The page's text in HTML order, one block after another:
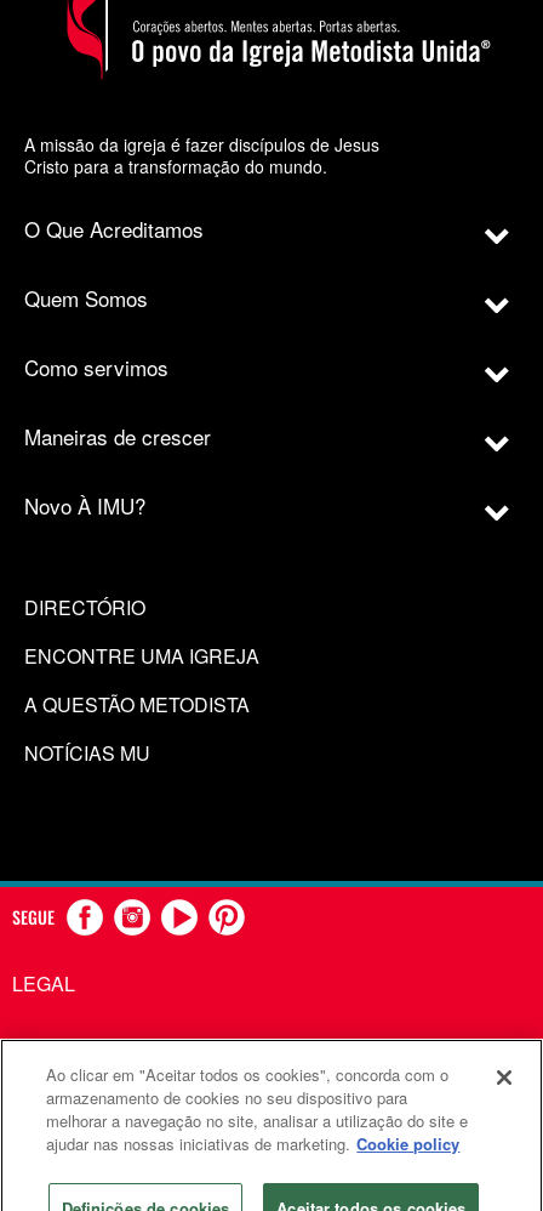
A missão da igreja é fazer discípulos de Jesus
Cristo para a transformação do mundo.
O Que Acreditamos
Quem Somos
Como servimos
Maneiras de crescer
Novo À IMU?
DIRECTÓRIO
ENCONTRE UMA IGREJA
A QUESTÃO METODISTA
NOTÍCIAS MU
SEGUE
LEGAL
Comunicações Metodistas Unidas é uma agência da Igreja
Metodista Unida
©2026 Comunicações Metodistas Unidas. Todos os direitos
reservados
Ao clicar em "Aceitar todos os cookies", concorda com o
armazenamento de cookies no seu dispositivo para
melhorar a navegação no site, analisar a utilização do site e
ajudar nas nossas iniciativas de marketing. Cookie policy